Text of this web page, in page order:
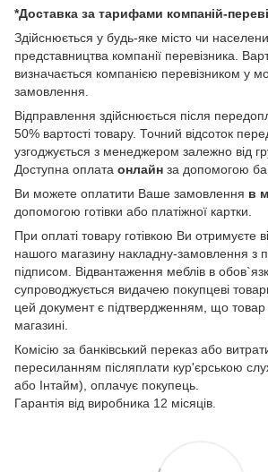
*Доставка за тарифами компаній-
Здійснюється у будь-яке місто чи
представництва компанії перевізника.
визначається компанією перевізником у
замовлення.
Відправлення здійснюється після
50% вартості товару. Точний відсоток
узгоджується з менеджером залежно від
Доступна оплата онлайн за допомогою
Ви можете оплатити Ваше замовлення в
допомогою готівки або платіжної картки.
При оплаті товару готівкою Ви отримуєте
нашого магазину накладну-замовлення з
підписом. Відвантаження меблів в
супроводжується видачею покупцеві
цей документ є підтвердженням, що
магазині.
Комісію за банківський переказ або
пересиланням післяплати кур'єрською
або Інтайм), оплачує покупець.
Гарантія від виробника 12 місяців.